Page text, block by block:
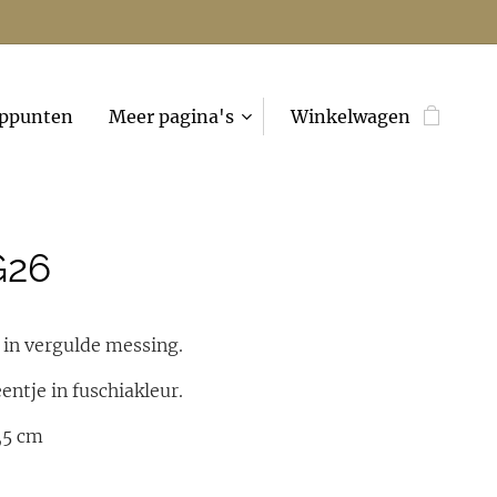
Meer pagina's Winkelwagen
vergulde messing.
in fuschiakleur.
cm